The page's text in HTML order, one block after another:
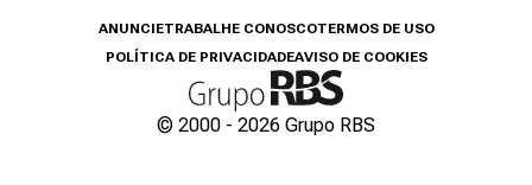
ANUNCIETRABALHE CONOSCOTERMOS DE USO
POLÍTICA DE PRIVACIDADEAVISO DE COOKIES
© 2000 - 2026 Grupo RBS